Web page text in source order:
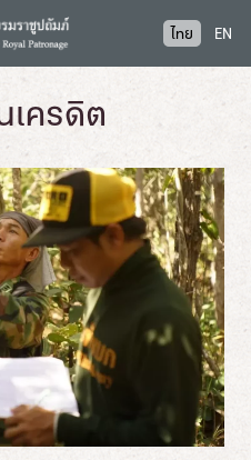
ไทย EN
เครดิต